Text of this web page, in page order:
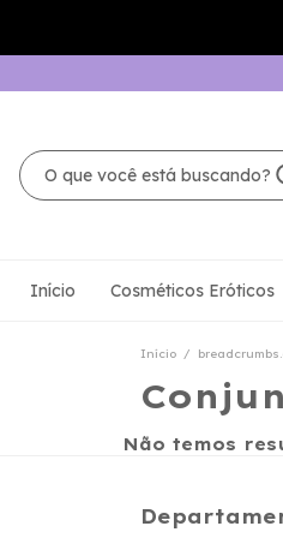
Início Cosméticos Eróticos
Início /
Não temos